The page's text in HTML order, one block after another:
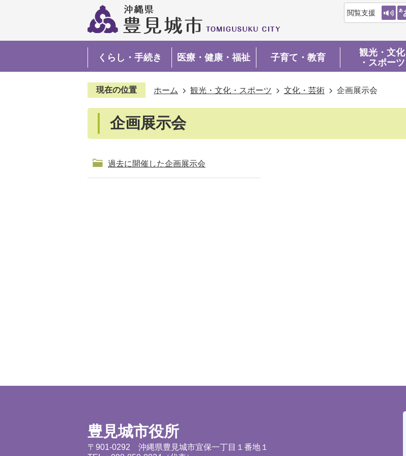
閲覧支援
くらし・手続き 医療・健康・福祉 子育て・教育
観光・文化
・スポーツ
現在の位置 ホーム 観光・文化・スポーツ 文化・芸術 企画展示会
企画展示会
過去に開催した企画展示会
豊見城市役所
〒901-0292 沖縄県豊見城市宜保一丁目１番地１